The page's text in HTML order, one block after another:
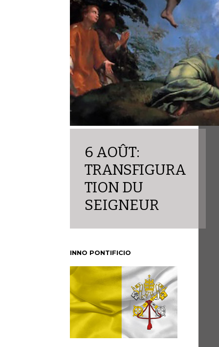
6 AOÛT:
TRANSFIGURA
TION DU
SEIGNEUR
INNO PONTIFICIO